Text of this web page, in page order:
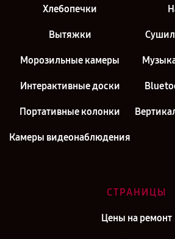
Хлебопечки
Вытяжки
Морозильные камеры
Интерактивные доски
Портативные колонки
Камеры видеонаблюдения
СТРАНИЦЫ
Цены на ремонт